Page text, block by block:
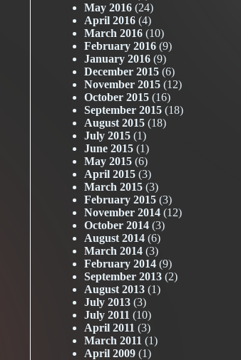
May 2016(24)
April 2016(4)
March 2016(10)
February 2016(9)
January 2016(9)
December 2015(6)
November 2015(12)
October 2015(16)
September 2015(18)
August 2015(18)
July 2015(1)
June 2015(1)
May 2015(6)
April 2015(3)
March 2015(3)
February 2015(3)
November 2014(12)
October 2014(3)
August 2014(6)
March 2014(3)
February 2014(9)
September 2013(2)
August 2013(1)
July 2013(3)
July 2011 (10)
April 2011 (3)
March 2011 (1)
April 2009(1)